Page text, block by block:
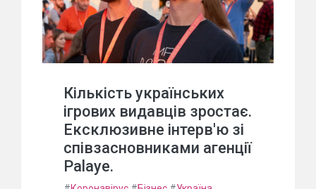
Кількість українських
ігрових видавців зростає.
Ексклюзивне інтерв'ю зі
співзасновниками агенції
Palaye.